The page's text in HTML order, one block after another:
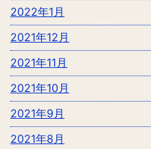
2022年1月
2021年12月
2021年11月
2021年10月
2021年9月
2021年8月